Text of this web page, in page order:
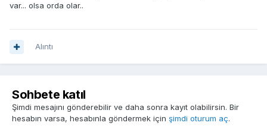
var... olsa orda olar..
Alıntı
Sohbete katıl
Şimdi mesajını gönderebilir ve daha sonra kayıt olabilirsin. Bir
hesabın varsa, hesabınla göndermek için şimdi oturum aç.